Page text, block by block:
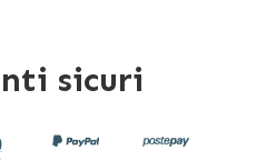
sicuri